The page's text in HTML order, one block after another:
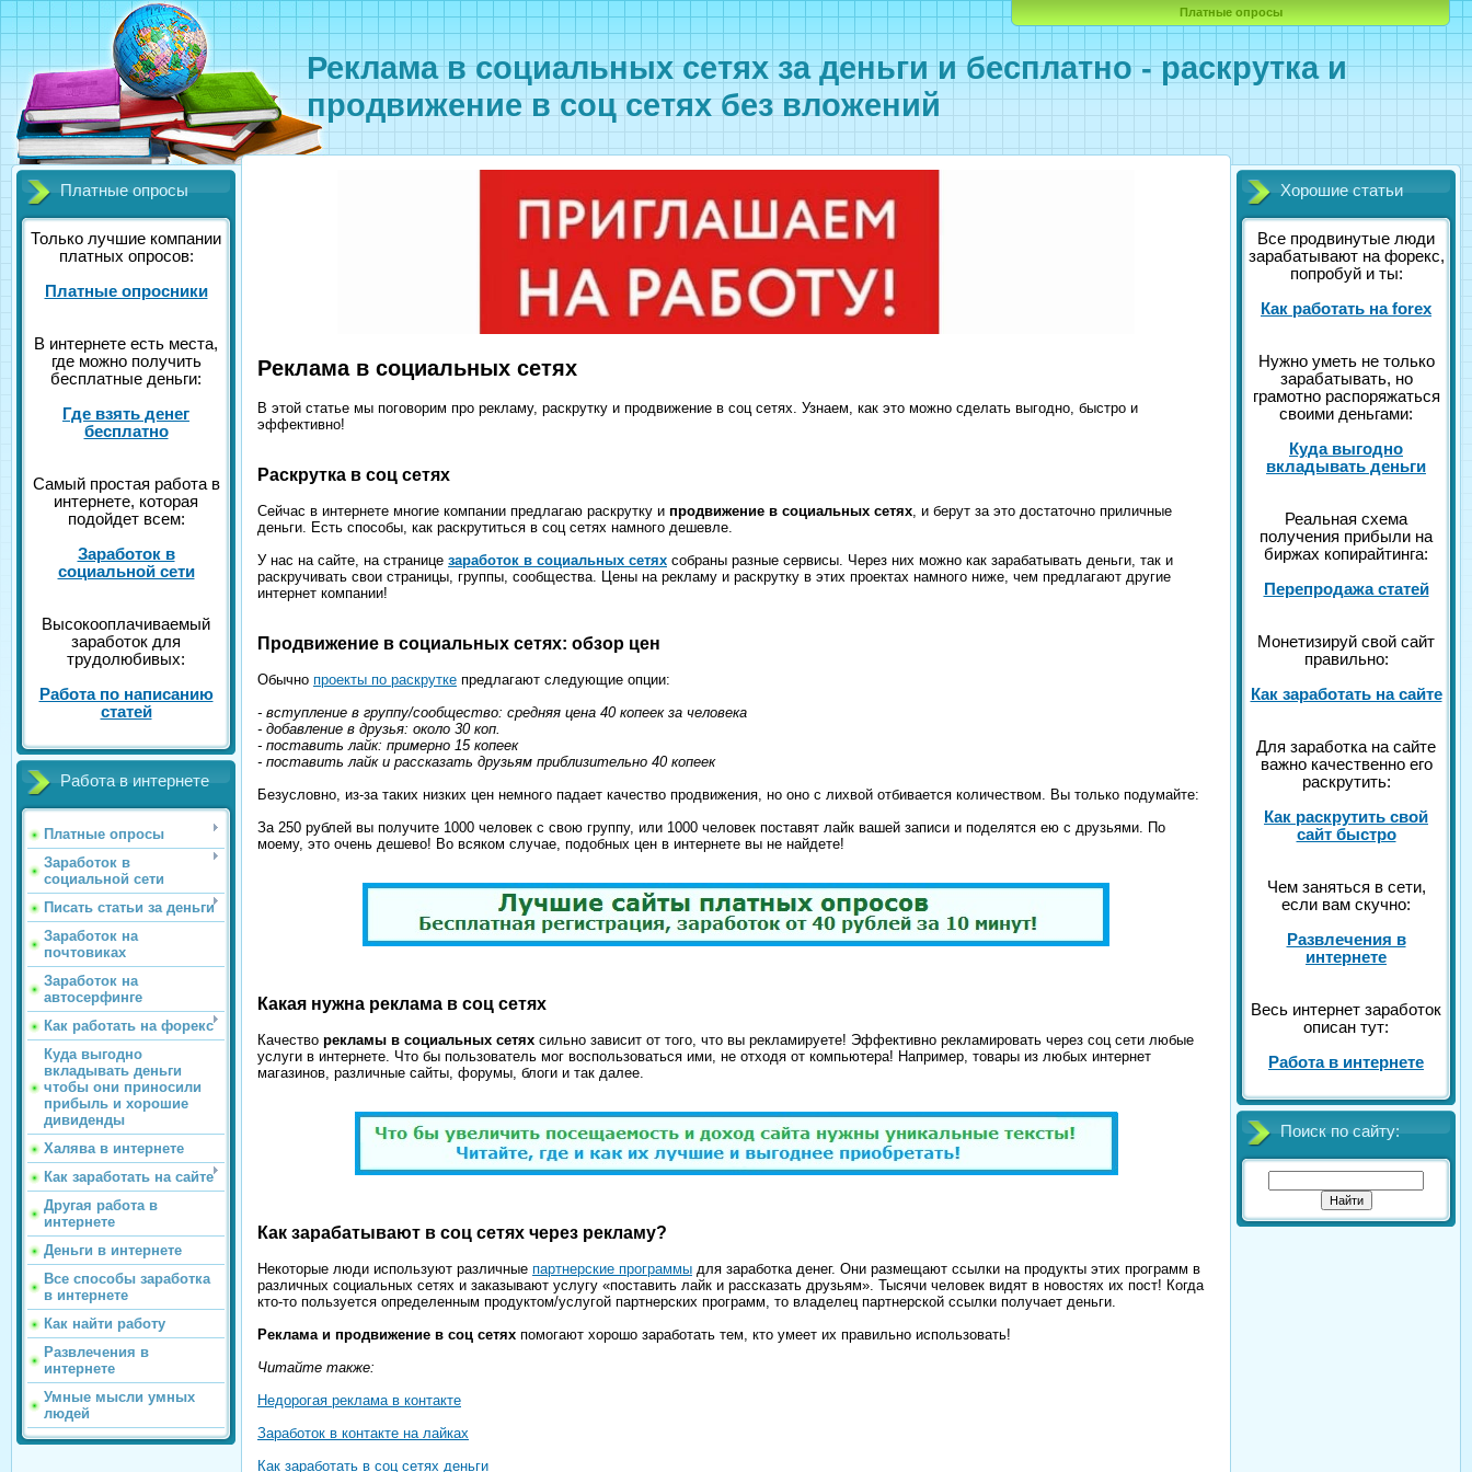
Реклама в социальных сетях за деньги и бесплатно - раскрутка и
продвижение в соц сетях без вложений
Платные опросы
Платные опросы
Только лучшие компании
платных опросов:
Платные опросники
В интернете есть места,
где можно получить
бесплатные деньги:
Где взять денег
бесплатно
Самый простая работа в
интернете, которая
подойдет всем:
Заработок в
социальной сети
Высокооплачиваемый
заработок для
трудолюбивых:
Работа по написанию
статей
Работа в интернете
Платные опросы
Заработок в
социальной сети
Писать статьи за деньги
Заработок на
почтовиках
Заработок на
автосерфинге
Как работать на форекс
Куда выгодно
вкладывать деньги
чтобы они приносили
прибыль и хорошие
дивиденды
Халява в интернете
Как заработать на сайте
Другая работа в
интернете
Деньги в интернете
Все способы заработка
в интернете
Как найти работу
Развлечения в
интернете
Умные мысли умных
людей
Реклама в социальных сетях
В этой статье мы поговорим про рекламу, раскрутку и продвижение в соц сетях. Узнаем, как это можно сделать выгодно, быстро и
эффективно!
Раскрутка в соц сетях
Сейчас в интернете многие компании предлагаю раскрутку и продвижение в социальных сетях , и берут за это достаточно приличные
деньги. Есть способы, как раскрутиться в соц сетях намного дешевле.
У нас на сайте, на странице заработок в социальных сетях собраны разные сервисы. Через них можно как зарабатывать деньги, так и
раскручивать свои страницы, группы, сообщества. Цены на рекламу и раскрутку в этих проектах намного ниже, чем предлагают другие
интернет компании!
Продвижение в социальных сетях: обзор цен
Обычно проекты по раскрутке предлагают следующие опции:
- вступление в группу/сообщество: средняя цена 40 копеек за человека
- добавление в друзья: около 30 коп.
- поставить лайк: примерно 15 копеек
- поставить лайк и рассказать друзьям приблизительно 40 копеек
Безусловно, из-за таких низких цен немного падает качество продвижения, но оно с лихвой отбивается количеством. Вы только подумайте:
За 250 рублей вы получите 1000 человек с свою группу, или 1000 человек поставят лайк вашей записи и поделятся ею с друзьями. По
моему, это очень дешево! Во всяком случае, подобных цен в интернете вы не найдете!
Какая нужна реклама в соц сетях
Качество рекламы в социальных сетях сильно зависит от того, что вы рекламируете! Эффективно рекламировать через соц сети любые
услуги в интернете. Что бы пользователь мог воспользоваться ими, не отходя от компьютера! Например, товары из любых интернет
магазинов, различные сайты, форумы, блоги и так далее.
Как зарабатывают в соц сетях через рекламу?
Некоторые люди используют различные партнерские программы для заработка денег. Они размещают ссылки на продукты этих программ в
различных социальных сетях и заказывают услугу «поставить лайк и рассказать друзьям». Тысячи человек видят в новостях их пост! Когда
кто-то пользуется определенным продуктом/услугой партнерских программ, то владелец партнерской ссылки получает деньги.
Реклама и продвижение в соц сетях помогают хорошо заработать тем, кто умеет их правильно использовать!
Читайте также:
Недорогая реклама в контакте
Заработок в контакте на лайках
Как заработать в соц сетях деньги
Хорошие статьи
Все продвинутые люди
зарабатывают на форекс,
попробуй и ты:
Как работать на forex
Нужно уметь не только
зарабатывать, но
грамотно распоряжаться
своими деньгами:
Куда выгодно
вкладывать деньги
Реальная схема
получения прибыли на
биржах копирайтинга:
Перепродажа статей
Монетизируй свой сайт
правильно:
Как заработать на сайте
Для заработка на сайте
важно качественно его
раскрутить:
Как раскрутить свой
сайт быстро
Чем заняться в сети,
если вам скучно:
Развлечения в
интернете
Весь интернет заработок
описан тут:
Работа в интернете
Поиск по сайту: